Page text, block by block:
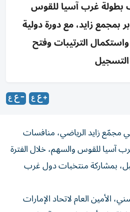
بطولة غرب آسيا للقوس
15-22 أكتوبر بمجمع زايد، مع دورة دولية
الترتيبات وفتح
التسجيل
مجمّع زايد الرياضي، منافسات
آسيا للقوس والسهم، خلال الفترة
المقبل، بمشاركة منتخبات دول غرب
الأمين العام لاتحاد الإمارات